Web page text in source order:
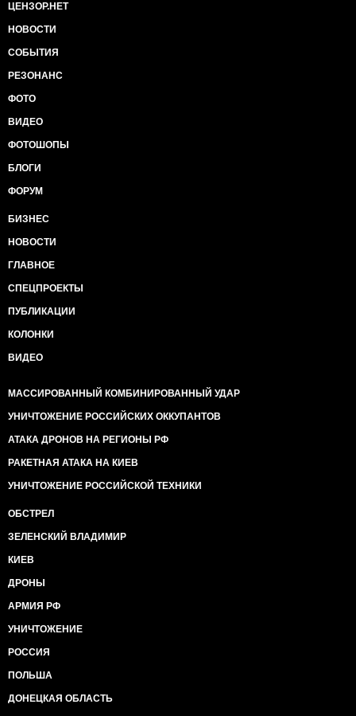
ЦЕНЗОР.НЕТ
НОВОСТИ
СОБЫТИЯ
РЕЗОНАНС
ФОТО
ВИДЕО
ФОТОШОПЫ
БЛОГИ
ФОРУМ
БИЗНЕС
НОВОСТИ
ГЛАВНОЕ
СПЕЦПРОЕКТЫ
ПУБЛИКАЦИИ
КОЛОНКИ
ВИДЕО
МАССИРОВАННЫЙ КОМБИНИРОВАННЫЙ УДАР
УНИЧТОЖЕНИЕ РОССИЙСКИХ ОККУПАНТОВ
АТАКА ДРОНОВ НА РЕГИОНЫ РФ
РАКЕТНАЯ АТАКА НА КИЕВ
УНИЧТОЖЕНИЕ РОССИЙСКОЙ ТЕХНИКИ
ОБСТРЕЛ
ЗЕЛЕНСКИЙ ВЛАДИМИР
КИЕВ
ДРОНЫ
АРМИЯ РФ
УНИЧТОЖЕНИЕ
РОССИЯ
ПОЛЬША
ДОНЕЦКАЯ ОБЛАСТЬ